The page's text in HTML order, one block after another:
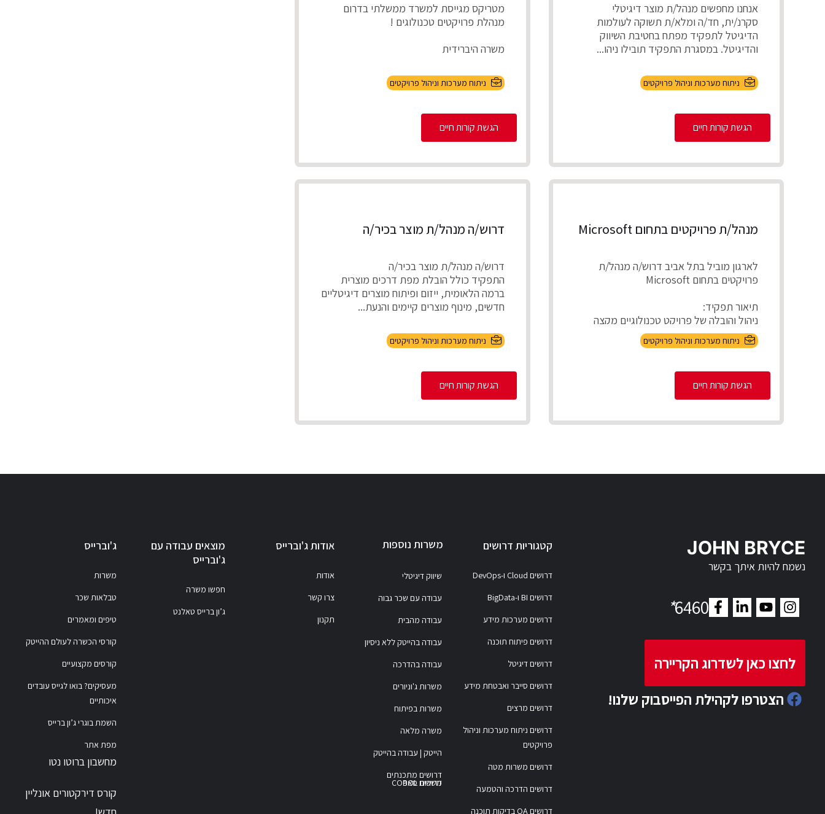
אנחנו מחפשים מנהל/ת מוצר דיגיטלי
סקרנ/ית, חד/ה ומלא/ת תשוקה לעולמות
הדיגיטל לתפקיד מפתח בחטיבת השיווק
והדיגיטל. במסגרת התפקיד תובילו ניהו...
ניתוח מערכות וניהול פרויקטים
הגשת קורות חיים
מטריקס מגייסת למשרד ממשלתי בדרום
מנהלת פרויקטים טכנולוגים !
משרה היברידית
תיאור התפקיד
התאמת והטמע...
ניתוח מערכות וניהול פרויקטים
הגשת קורות חיים
מנהל/ת פרויקטים בתחום Microsoft
לארגון מוביל בתל אביב דרוש/ה מנהל/ת
פרויקטים בתחום Microsoft
תיאור תפקיד:
ניהול והובלה של פרויקט טכנולוגיים מקצה
לקצה, אפיון דרישות בהתא...
ניתוח מערכות וניהול פרויקטים
הגשת קורות חיים
דרוש/ה מנהל/ת מוצר בכיר/ה
דרוש/ה מנהל/ת מוצר בכיר/ה
התפקיד כולל הובלת מפת דרכים מוצרית
ברמה הלאומית, ייזום ופיתוח מוצרים דיגיטליים
חדשים, מינוף מוצרים קיימים והנעת...
ניתוח מערכות וניהול פרויקטים
הגשת קורות חיים
JOHN BRYCE
נשמח להיות איתך בקשר
6460
*
לחצו כאן לשדרוג הקריירה
הצטרפו לקהילת הפייסבוק שלנו!
קטגוריות דרושים
דרושים Cloud ו-DevOps
דרושים BI ו-BigData
דרושים מערכות מידע
דרושים פיתוח תוכנה
דרושים דיגיטל
דרושים סייבר ואבטחת מידע
דרושים מרצים
דרושים ניתוח מערכות וניהול
פרויקטים
דרושים משרות מטה
דרושים הדרכה והטמעה
דרושים QA בדיקות תוכנה
משרות נוספות
שיווק דיגיטלי
עבודה עם שכר גבוה
עבודה מהבית
עבודה בהייטק ללא ניסיון
עבודה בהדרכה
משרות ג'וניורים
משרות בפיתוח
משרה מלאה
הייטק | עבודה בהייטק
דרושים מתכנתים
דרושים סאפ
משרות COBOL
אודות ג'וברייס
אודות
צרו קשר
תקנון
מוצאים עבודה עם
ג'וברייס
חפשו משרה
ג’ון ברייס טאלנט
ג'וברייס
משרות
טבלאות שכר
טיפים ומאמרים
קורסי הכשרה לעולם ההייטק
קורסים מקצועיים
מעסיקים? בואו לגייס עובדים
איכותיים
השמת בוגרי ג’ון ברייס
מפת אתר
מחשבון ברוטו נטו
קורס דירקטורים אונליין